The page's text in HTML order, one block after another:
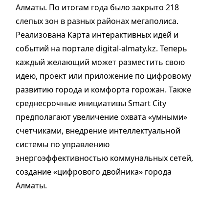
Алматы. По итогам года было закрыто 218
слепых зон в разных районах мегаполиса.
Реализована Карта интерактивных идей и
событий на портале digital-almaty.kz. Теперь
каждый желающий может разместить свою
идею, проект или приложение по цифровому
развитию города и комфорта горожан. Также
среднесрочные инициативы Smart City
предполагают увеличение охвата «умными»
счетчиками, внедрение интеллектуальной
системы по управлению
энергоэффективностью коммунальных сетей,
создание «цифрового двойника» города
Алматы.